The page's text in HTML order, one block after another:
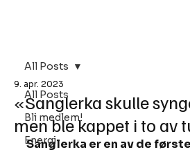
All Posts
Bli medlem!
Energi
All Posts
«Sanglerka skulle
men ble kappet i to av
9. apr. 2023
Sanglerka er en av de